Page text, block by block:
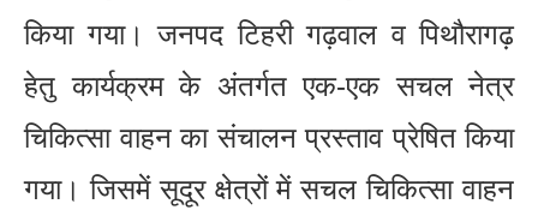
किया गया। जनपद टिहरी गढ़वाल व पिथौरागढ़
हेतु कार्यक्रम के अंतर्गत एक-एक सचल नेत्र
चिकित्सा वाहन का संचालन प्रस्ताव प्रेषित किया
गया। जिसमें सूदूर क्षेत्रों में सचल चिकित्सा वाहन